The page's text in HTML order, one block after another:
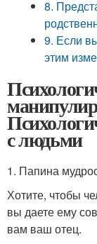
8.
9. Если
этим
с людьми
1. Папина
Хотите, чтобы
вы даете ему
вам ваш отец.